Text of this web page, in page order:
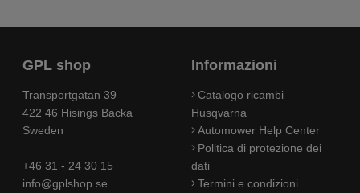
GPL shop
Transportgatan 39
422 46 Hisings Backa
Sweden
+46 31 - 24 30 15
info@gplshop.se
Informazioni
Catalogo ricambi
Husqvarna
Automower Help Center
Politica di protezione dei
dati
Termini e condizioni